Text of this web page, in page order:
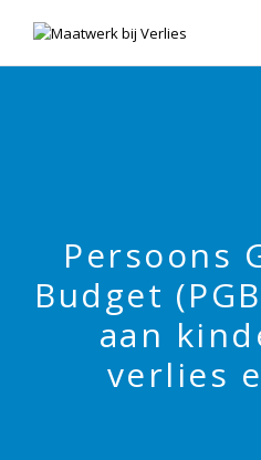
Persoons
Budget
aan
verlies